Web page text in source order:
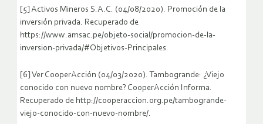
[5] Activos Mineros S.A.C. (04/08/2020). Promoción de la
inversión privada. Recuperado de
https://www.amsac.pe/objeto-social/promocion-de-la-
inversion-privada/#Objetivos-Principales.
[6] Ver CooperAcción (04/03/2020). Tambogrande: ¿Viejo
conocido con nuevo nombre? CooperAcción Informa.
Recuperado de http://cooperaccion.org.pe/tambogrande-
viejo-conocido-con-nuevo-nombre/.